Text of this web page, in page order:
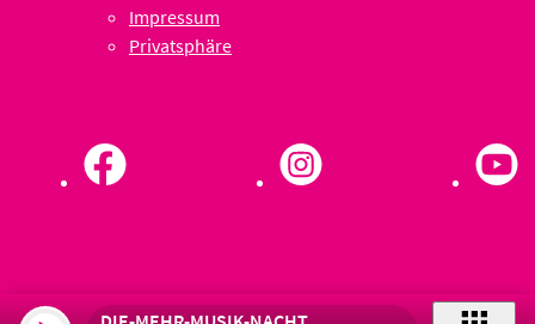
Impressum
Privatsphäre